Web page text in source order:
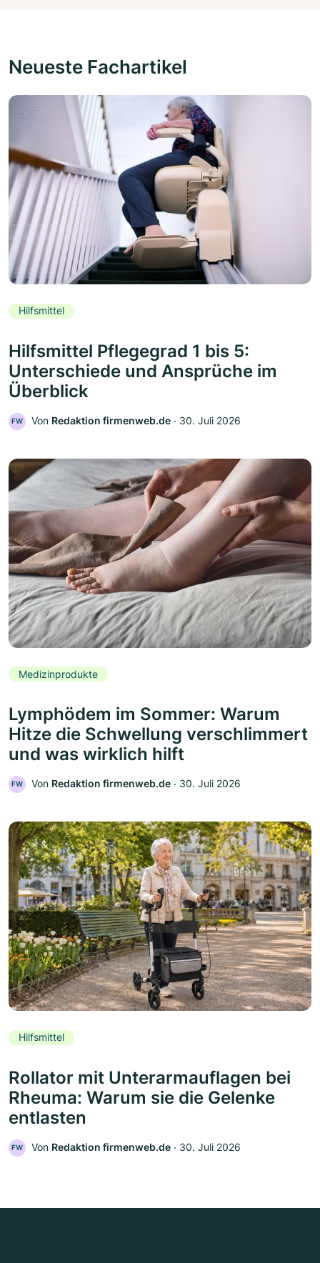
Neueste Fachartikel
Hilfsmittel
Hilfsmittel Pflegegrad 1 bis 5:
Unterschiede und Ansprüche im
Überblick
FW Von Redaktion firmenweb.de ‧ 30. Juli 2026
Medizinprodukte
Lymphödem im Sommer: Warum
Hitze die Schwellung verschlimmert
und was wirklich hilft
FW Von Redaktion firmenweb.de ‧ 30. Juli 2026
Hilfsmittel
Rollator mit Unterarmauflagen bei
Rheuma: Warum sie die Gelenke
entlasten
FW Von Redaktion firmenweb.de ‧ 30. Juli 2026